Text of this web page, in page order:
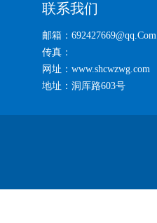
联系我们
邮箱：692427669@qq.Com
传真：
网址：www.shcwzwg.com
地址：洞厍路603号